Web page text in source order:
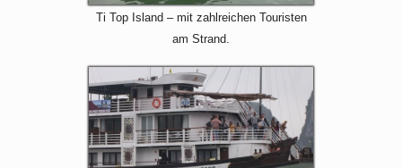
Ti Top Island – mit zahlreichen Touristen
am Strand.